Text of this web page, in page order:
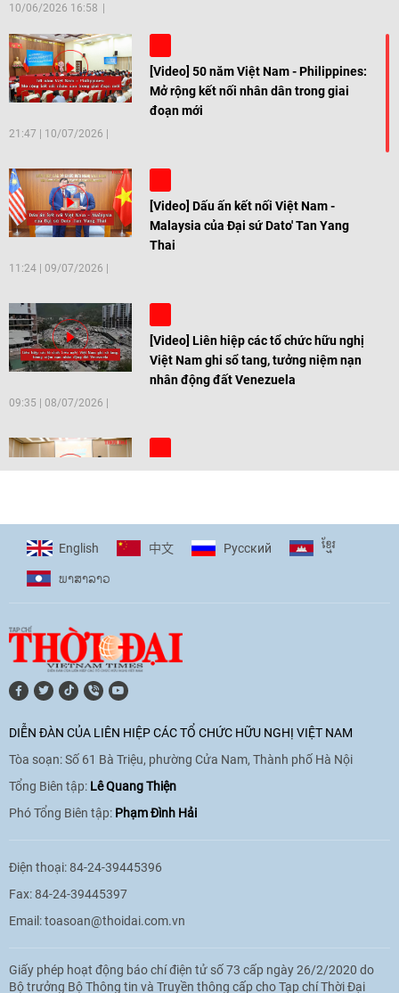
10/06/2026 16:58
[Video] 50 năm Việt Nam - Philippines:
Mở rộng kết nối nhân dân trong giai
đoạn mới
21:47 | 10/07/2026
[Video] Dấu ấn kết nối Việt Nam -
Malaysia của Đại sứ Dato' Tan Yang
Thai
11:24 | 09/07/2026
[Video] Liên hiệp các tổ chức hữu nghị
Việt Nam ghi sổ tang, tưởng niệm nạn
nhân động đất Venezuela
09:35 | 08/07/2026
[Video] Trẻ em Đông Á cùng kiến tạo
11:10|17/06/2026
hòa bình, hữu nghị giữa các dân tộc"
cho Đại sứ Hungary tại Việt Nam
17:25|13/06/2026
sinh Việt Nam tại trại hè Artek
English 中文 Pусский ខ្មែរ
ພາ​ສາ​ລາວ
DIỄN ĐÀN CỦA LIÊN HIỆP CÁC TỔ CHỨC HỮU NGHỊ VIỆT NAM
Tòa soạn: Số 61 Bà Triệu, phường Cửa Nam, Thành phố Hà Nội
Tổng Biên tập: Lê Quang Thiện
Phó Tổng Biên tập: Phạm Đình Hải
Điện thoại: 84-24-39445396
Fax: 84-24-39445397
Email:toasoan@thoidai.com.vn
Giấy phép hoạt động báo chí điện tử số 73 cấp ngày 26/2/2020 do
Bộ trưởng Bộ Thông tin và Truyền thông cấp cho Tạp chí Thời Đại